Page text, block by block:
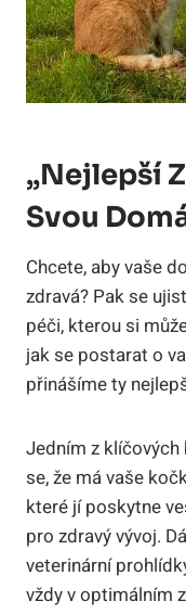
„Nejlepší
Svou
Chcete, aby vaše
zdravá? Pak se
péči, kterou si
jak se postarat o
přinášíme ty
Jedním z klíčových
se, že má vaše
které jí poskytne
pro zdravý vývoj.
veterinární
vždy v optimálním